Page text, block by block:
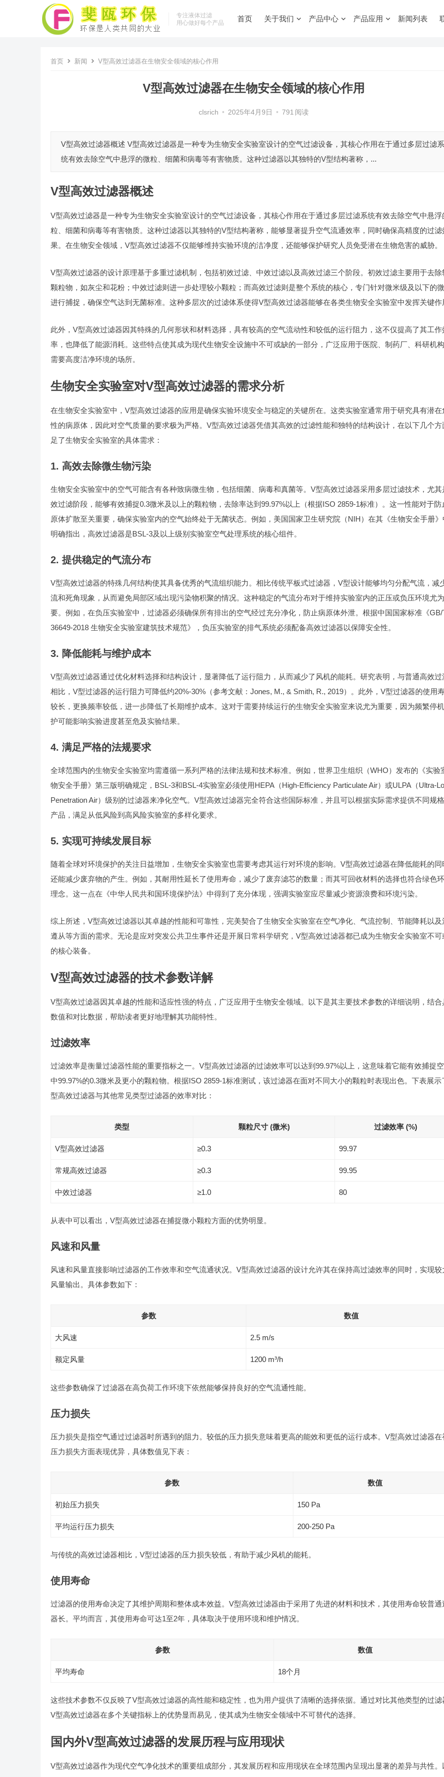
专注液体过滤
用心做好每个产品
首页 关于我们 产品中心 产品应用 新闻列表
首页 新闻 V型高效过滤器在生物安全领域的核心作用
V型高效过滤器在生物安全领域的核心作用
clsrich • 2025年4月9日 • 791 阅读
V型高效过滤器概述 V型高效过滤器是一种专为生物安全实验室设计的空气过滤设备，其核心作用在于通过多层过滤系
统有效去除空气中悬浮的微粒、细菌和病毒等有害物质。这种过滤器以其独特的V型结构著称，...
V型高效过滤器概述
V型高效过滤器是一种专为生物安全实验室设计的空气过滤设备，其核心作用在于通过多层过滤系统有效去除空气中悬浮
粒、细菌和病毒等有害物质。这种过滤器以其独特的V型结构著称，能够显著提升空气流通效率，同时确保高精度的过滤
果。在生物安全领域，V型高效过滤器不仅能够维持实验环境的洁净度，还能够保护研究人员免受潜在生物危害的威胁。
V型高效过滤器的设计原理基于多重过滤机制，包括初效过滤、中效过滤以及高效过滤三个阶段。初效过滤主要用于去除
颗粒物，如灰尘和花粉；中效过滤则进一步处理较小颗粒；而高效过滤则是整个系统的核心，专门针对微米级及以下的
进行捕捉，确保空气达到无菌标准。这种多层次的过滤体系使得V型高效过滤器能够在各类生物安全实验室中发挥关键作
此外，V型高效过滤器因其特殊的几何形状和材料选择，具有较高的空气流动性和较低的运行阻力，这不仅提高了其工作
率，也降低了能源消耗。这些特点使其成为现代生物安全设施中不可或缺的一部分，广泛应用于医院、制药厂、科研机
需要高度洁净环境的场所。
生物安全实验室对V型高效过滤器的需求分析
在生物安全实验室中，V型高效过滤器的应用是确保实验环境安全与稳定的关键所在。这类实验室通常用于研究具有潜在
性的病原体，因此对空气质量的要求极为严格。V型高效过滤器凭借其高效的过滤性能和独特的结构设计，在以下几个方
足了生物安全实验室的具体需求：
1. 高效去除微生物污染
生物安全实验室中的空气可能含有各种致病微生物，包括细菌、病毒和真菌等。V型高效过滤器采用多层过滤技术，尤其
效过滤阶段，能够有效捕捉0.3微米及以上的颗粒物，去除率达到99.97%以上（根据ISO 2859-1标准）。这一性能对于防
原体扩散至关重要，确保实验室内的空气始终处于无菌状态。例如，美国国家卫生研究院（NIH）在其《生物安全手册》
明确指出，高效过滤器是BSL-3及以上级别实验室空气处理系统的核心组件。
2. 提供稳定的气流分布
V型高效过滤器的特殊几何结构使其具备优秀的气流组织能力。相比传统平板式过滤器，V型设计能够均匀分配气流，减
流和死角现象，从而避免局部区域出现污染物积聚的情况。这种稳定的气流分布对于维持实验室内的正压或负压环境尤
要。例如，在负压实验室中，过滤器必须确保所有排出的空气经过充分净化，防止病原体外泄。根据中国国家标准《GB/
36649-2018 生物安全实验室建筑技术规范》，负压实验室的排气系统必须配备高效过滤器以保障安全性。
3. 降低能耗与维护成本
V型高效过滤器通过优化材料选择和结构设计，显著降低了运行阻力，从而减少了风机的能耗。研究表明，与普通高效过
相比，V型过滤器的运行阻力可降低约20%-30%（参考文献：Jones, M., & Smith, R., 2019）。此外，V型过滤器的使用
较长，更换频率较低，进一步降低了长期维护成本。这对于需要持续运行的生物安全实验室来说尤为重要，因为频繁停
护可能影响实验进度甚至危及实验结果。
4. 满足严格的法规要求
全球范围内的生物安全实验室均需遵循一系列严格的法律法规和技术标准。例如，世界卫生组织（WHO）发布的《实验
物安全手册》第三版明确规定，BSL-3和BSL-4实验室必须使用HEPA（High-Efficiency Particulate Air）或ULPA（Ultra-
Penetration Air）级别的过滤器来净化空气。V型高效过滤器完全符合这些国际标准，并且可以根据实际需求提供不同规
产品，满足从低风险到高风险实验室的多样化要求。
5. 实现可持续发展目标
随着全球对环境保护的关注日益增加，生物安全实验室也需要考虑其运行对环境的影响。V型高效过滤器在降低能耗的同
还能减少废弃物的产生。例如，其耐用性延长了使用寿命，减少了废弃滤芯的数量；而其可回收材料的选择也符合绿色
理念。这一点在《中华人民共和国环境保护法》中得到了充分体现，强调实验室应尽量减少资源浪费和环境污染。
综上所述，V型高效过滤器以其卓越的性能和可靠性，完美契合了生物安全实验室在空气净化、气流控制、节能降耗以及
遵从等方面的需求。无论是应对突发公共卫生事件还是开展日常科学研究，V型高效过滤器都已成为生物安全实验室不可
的核心装备。
V型高效过滤器的技术参数详解
V型高效过滤器因其卓越的性能和适应性强的特点，广泛应用于生物安全领域。以下是其主要技术参数的详细说明，结合
数值和对比数据，帮助读者更好地理解其功能特性。
过滤效率
过滤效率是衡量过滤器性能的重要指标之一。V型高效过滤器的过滤效率可以达到99.97%以上，这意味着它能有效捕捉
中99.97%的0.3微米及更小的颗粒物。根据ISO 2859-1标准测试，该过滤器在面对不同大小的颗粒时表现出色。下表展示
型高效过滤器与其他常见类型过滤器的效率对比：
类型 颗粒尺寸 (微米) 过滤效率 (%)
V型高效过滤器 ≥0.3 99.97
常规高效过滤器 ≥0.3 99.95
中效过滤器 ≥1.0 80
从表中可以看出，V型高效过滤器在捕捉微小颗粒方面的优势明显。
风速和风量
风速和风量直接影响过滤器的工作效率和空气流通状况。V型高效过滤器的设计允许其在保持高过滤效率的同时，实现较
风量输出。具体参数如下：
参数 数值
大风速 2.5 m/s
额定风量 1200 m³/h
这些参数确保了过滤器在高负荷工作环境下依然能够保持良好的空气流通性能。
压力损失
压力损失是指空气通过过滤器时所遇到的阻力。较低的压力损失意味着更高的能效和更低的运行成本。V型高效过滤器在
压力损失方面表现优异，具体数值见下表：
参数 数值
初始压力损失 150 Pa
平均运行压力损失 200-250 Pa
与传统的高效过滤器相比，V型过滤器的压力损失较低，有助于减少风机的能耗。
使用寿命
过滤器的使用寿命决定了其维护周期和整体成本效益。V型高效过滤器由于采用了先进的材料和技术，其使用寿命较普通
器长。平均而言，其使用寿命可达1至2年，具体取决于使用环境和维护情况。
参数 数值
平均寿命 18个月
这些技术参数不仅反映了V型高效过滤器的高性能和稳定性，也为用户提供了清晰的选择依据。通过对比其他类型的过滤
V型高效过滤器在多个关键指标上的优势显而易见，使其成为生物安全领域中不可替代的选择。
国内外V型高效过滤器的发展历程与应用现状
V型高效过滤器作为现代空气净化技术的重要组成部分，其发展历程和应用现状在全球范围内呈现出显著的差异与共性。